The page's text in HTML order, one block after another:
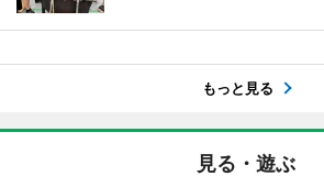
もっと見る
見る・遊ぶ